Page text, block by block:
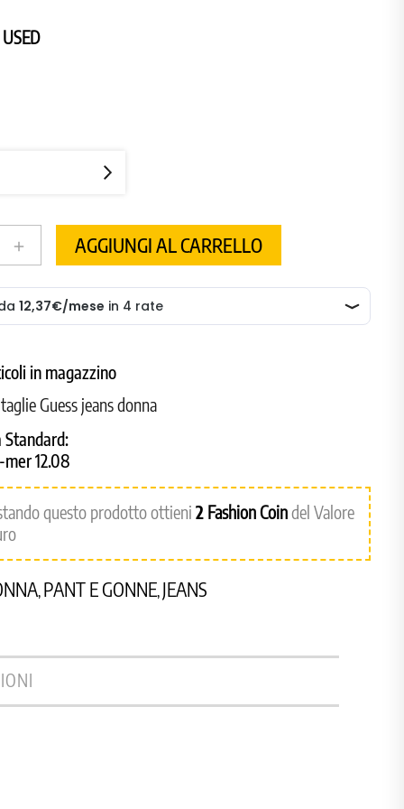
add AGGIUNGI AL CARRELLO
in magazzino
Guess jeans donna
Standard:
mer 12.08
questo prodotto ottieni2 Fashion Coindel Valore
, PANT E GONNE, JEANS